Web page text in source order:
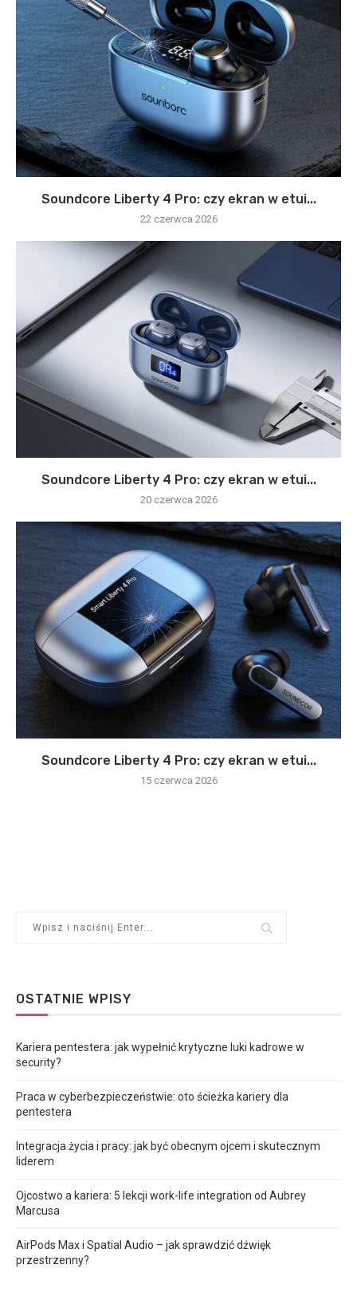
Soundcore Liberty 4 Pro: czy ekran w etui...
22 czerwca 2026
Soundcore Liberty 4 Pro: czy ekran w etui...
20 czerwca 2026
Soundcore Liberty 4 Pro: czy ekran w etui...
15 czerwca 2026
OSTATNIE WPISY
Kariera pentestera: jak wypełnić krytyczne luki kadrowe w
security?
Praca w cyberbezpieczeństwie: oto ścieżka kariery dla
pentestera
Integracja życia i pracy: jak być obecnym ojcem i skutecznym
liderem
Ojcostwo a kariera: 5 lekcji work-life integration od Aubrey
Marcusa
AirPods Max i Spatial Audio – jak sprawdzić dźwięk
przestrzenny?